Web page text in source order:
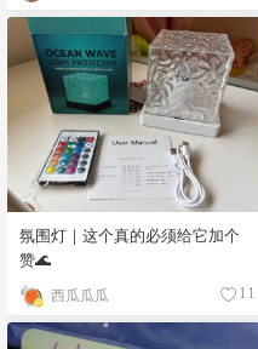
氛围灯｜这个真的必须给它加个
赞🌊
西瓜瓜瓜 11